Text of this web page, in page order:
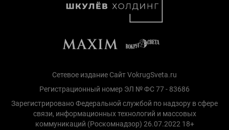
Сетевое издание Сайт VokrugSveta.ru
Регистрационный номер ЭЛ № ФС 77 - 83686
Зарегистрировано Федеральной службой по надзору в сфере
связи, информационных технологий и массовых
коммуникаций (Роскомнадзор) 26.07.2022 18+